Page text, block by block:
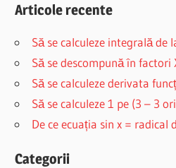
Articole recente
Să se calculeze integrală de
Să se descompună în
Să se calculeze derivata
Să se calculeze 1 pe (3 – 3
De ce ecuația sin x = radical
Categorii